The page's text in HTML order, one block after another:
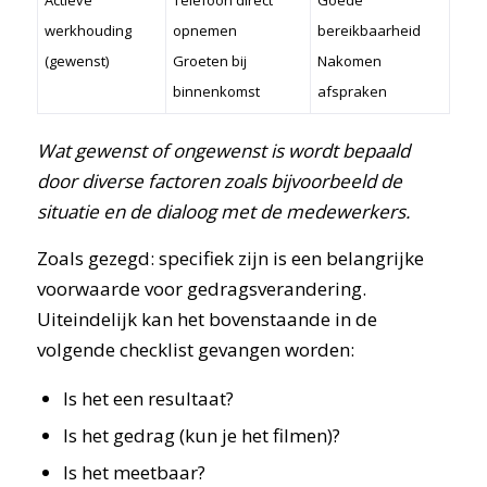
werkhouding
(gewenst)
opnemen
Groeten bij
binnenkomst
bereikbaarheid
Nakomen
afspraken
Wat gewenst of ongewenst is wordt bepaald
door diverse factoren zoals bijvoorbeeld de
situatie en de dialoog met de medewerkers.
Zoals gezegd: specifiek zijn is een belangrijke
voorwaarde voor gedragsverandering.
Uiteindelijk kan het bovenstaande in de
volgende checklist gevangen worden:
Is het een resultaat?
Is het gedrag (kun je het filmen)?
Is het meetbaar?